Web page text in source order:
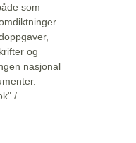
som
og
nasjonal
/